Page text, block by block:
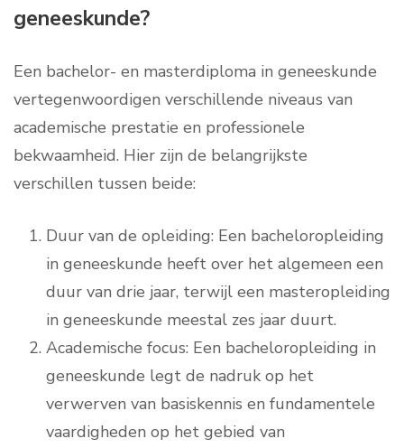
geneeskunde?
Een bachelor- en masterdiploma in geneeskunde
vertegenwoordigen verschillende niveaus van
academische prestatie en professionele
bekwaamheid. Hier zijn de belangrijkste
verschillen tussen beide:
Duur van de opleiding: Een bacheloropleiding
in geneeskunde heeft over het algemeen een
duur van drie jaar, terwijl een masteropleiding
in geneeskunde meestal zes jaar duurt.
Academische focus: Een bacheloropleiding in
geneeskunde legt de nadruk op het
verwerven van basiskennis en fundamentele
vaardigheden op het gebied van